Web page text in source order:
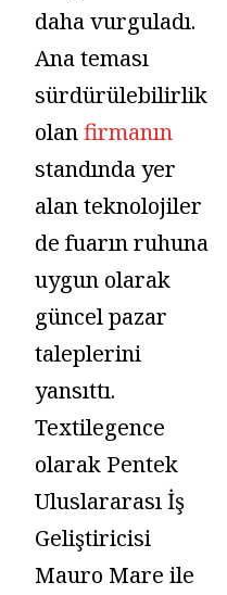
daha vurguladı.
Ana teması
sürdürülebilirlik
olanfirmanın
standında yer
alan teknolojiler
de fuarın ruhuna
uygun olarak
güncel pazar
taleplerini
yansıttı.
Textilegence
olarak Pentek
Uluslararası İş
Geliştiricisi
Mauro Mare ile